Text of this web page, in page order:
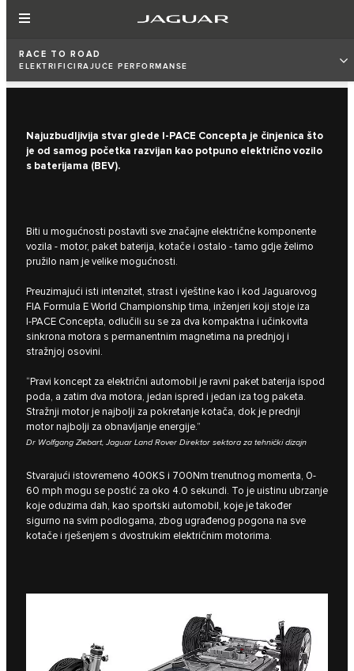
RACE TO ROAD
ELEKTRIFICIRAJUĆE PERFORMANSE
Najuzbudljivija stvar glede I‑PACE Concepta je činjenica što
je od samog početka razvijan kao potpuno električno vozilo
s baterijama (BEV).
Biti u mogućnosti postaviti sve značajne električne komponente
vozila - motor, paket baterija, kotače i ostalo - tamo gdje želimo
pružilo nam je velike mogućnosti.
Preuzimajući isti intenzitet, strast i vještine kao i kod Jaguarovog
FIA Formula E World Championship tima, inženjeri koji stoje iza
I‑PACE Concepta, odlučili su se za dva kompaktna i učinkovita
sinkrona motora s permanentnim magnetima na prednjoj i
stražnjoj osovini.
“Pravi koncept za električni automobil je ravni paket baterija ispod
poda, a zatim dva motora, jedan ispred i jedan iza tog paketa.
Stražnji motor je najbolji za pokretanje kotača, dok je prednji
motor najbolji za obnavljanje energije.”
Dr Wolfgang Ziebart, Jaguar Land Rover Direktor sektora za tehnički dizajn
Stvarajući istovremeno 400KS i 700Nm trenutnog momenta, 0-
60 mph mogu se postić za oko 4.0 sekundi. To je uistinu ubrzanje
koje oduzima dah, kao sportski automobil, koje je također
sigurno na svim podlogama, zbog ugrađenog pogona na sve
kotače i rješenjem s dvostrukim električnim motorima.